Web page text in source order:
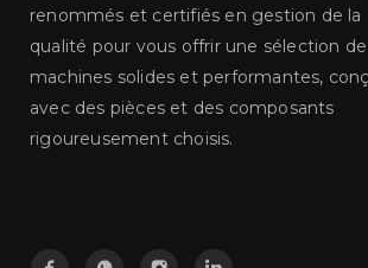
renommés et certifiés en gestion de la
qualité pour vous offrir une sélection de
machines solides et performantes,
avec des pièces et des composants
rigoureusement choisis.